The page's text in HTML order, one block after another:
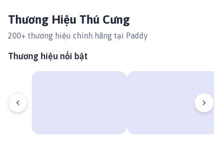
Thương Hiệu Thú Cưng
200+ thương hiệu chính hãng tại Paddy
Thương hiệu nổi bật